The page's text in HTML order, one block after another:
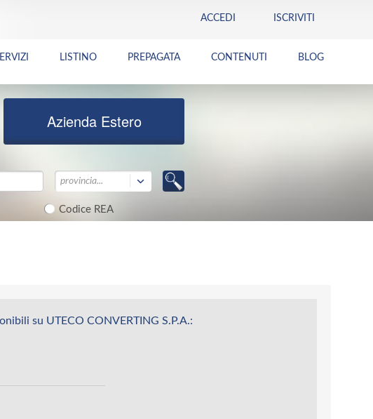
ACCEDI ISCRIVITI
LISTINO PREPAGATA CONTENUTI BLOG
Azienda Estero
Codice REA
provincia...
su UTECO CONVERTING S.P.A.: